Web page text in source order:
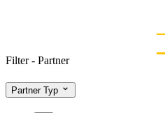
Filter - Partner
Partner Typ